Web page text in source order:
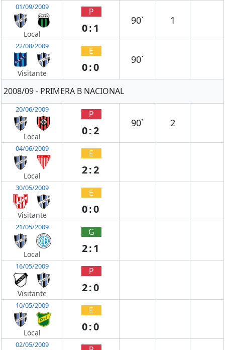
01/09/2009
Local
P
0:1
90` 1
22/08/2009
Visitante
E
0:0
90`
2008/09 - PRIMERA B NACIONAL
20/06/2009
Local
P
0:2
90` 2
04/06/2009
Local
E
2:2
30/05/2009
Visitante
E
0:0
21/05/2009
Local
G
2:1
16/05/2009
Visitante
P
2:0
10/05/2009
Local
E
0:0
02/05/2009